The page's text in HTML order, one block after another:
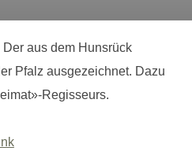
aus dem Hunsrück
Pfalz ausgezeichnet. Dazu
Regisseurs.